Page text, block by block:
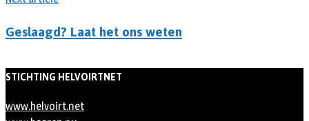
Geslaagd? Laat het ons weten
STICHTING HELVOIRTNET
www.helvoirt.net